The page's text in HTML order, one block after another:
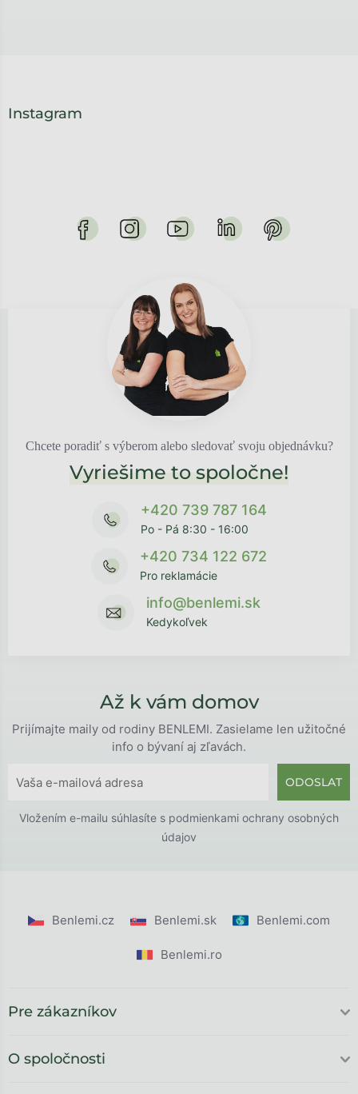
Instagram
Chcete poradiť s výberom alebo sledovať svoju objednávku?
Vyriešime to spoločne!
+420 739 787 164
Po - Pá 8:30 - 16:00
+420 734 122 672
Pro reklamácie
info@benlemi.sk
Kedykoľvek
Až k vám domov
Prijímajte maily od rodiny BENLEMI. Zasielame len užitočné
info o bývaní aj zľavách.
ODOSLAT
Vložením e-mailu súhlasíte s podmienkami ochrany osobných
údajov
Benlemi.cz Benlemi.sk Benlemi.com
Benlemi.ro
Pre zákazníkov
O spoločnosti